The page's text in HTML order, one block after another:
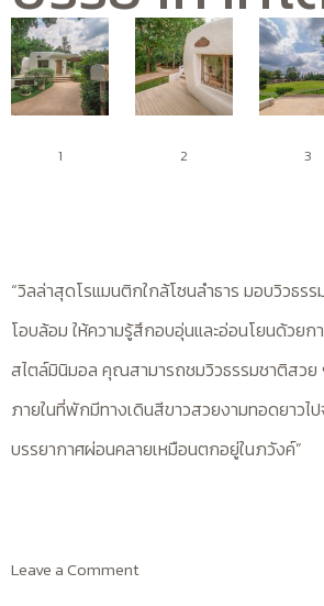
1 2 3
“วิลล่าสุดโรแมนติกใกล้โซนลำธาร มอบวิวธร
โอบล้อม ให้ความรู้สึกอบอุ่นและอ่อนโยนด้วย
สไตล์มินิมอล คุณสามารถชมวิวธรรมชาติสวย
ภายในที่พักมีทางเดินสีขาวสวยงามทอดยาวไ
บรรยากาศผ่อนคลายเหมือนตกอยู่ในภวังค์”
Leave a Comment